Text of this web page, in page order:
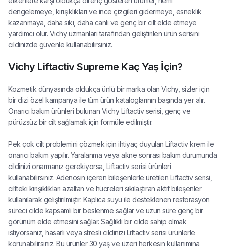
dengelemeye, kırışıklıkları ve ince çizgileri gidermeye, esneklik
kazanmaya, daha sıkı, daha canlı ve genç bir cilt elde etmeye
yardımcı olur. Vichy uzmanları tarafından geliştirilen ürün serisini
cildinizde güvenle kullanabilirsiniz.
Vichy Liftactiv Supreme Kaç Yaş İçin?
Kozmetik dünyasında oldukça ünlü bir marka olan Vichy, sizler için
bir dizi özel kampanya ile tüm ürün kataloglarının başında yer alır.
Onarıcı bakım ürünleri bulunan Vichy Liftactiv serisi, genç ve
pürüzsüz bir cilt sağlamak için formüle edilmiştir.
Pek çok cilt problemini çözmek için ihtiyaç duyulan Liftactiv krem ile
onarıcı bakım yapılır. Yaralanma veya akne sonrası bakım durumunda
cildinizi onarmanız gerekiyorsa, Liftactiv serisi ürünleri
kullanabilirsiniz. Adenosin içeren bileşenlerle üretilen Liftactiv serisi,
ciltteki kırışıklıkları azaltan ve hücreleri sıkılaştıran aktif bileşenler
kullanılarak geliştirilmiştir. Kaplıca suyu ile desteklenen restorasyon
süreci cilde kapsamlı bir beslenme sağlar ve uzun süre genç bir
görünüm elde etmesini sağlar. Sağlıklı bir cilde sahip olmak
istiyorsanız, hasarlı veya stresli cildinizi Liftactiv serisi ürünlerle
korunabilirsiniz. Bu ürünler 30 yaş ve üzeri herkesin kullanımına